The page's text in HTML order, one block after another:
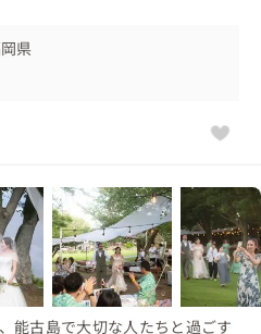
県
能古島で大切な人たちと過ごす